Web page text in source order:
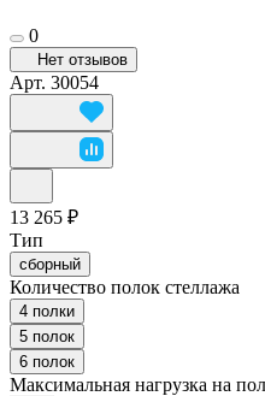
0
Нет отзывов
Арт. 30054
13 265 ₽
Тип
сборный
Количество полок стеллажа
4 полки
5 полок
6 полок
Максимальная нагрузка на